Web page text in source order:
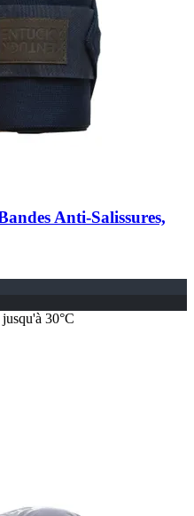
Anti-​Salissures,
30°C